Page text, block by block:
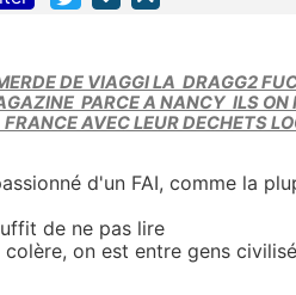
DE VIAGGI LA DRAGG2
PARCE A NANCY ILS
AVEC LEUR DECHETS
d'un FAI, comme la
de ne pas lire
on est entre gens